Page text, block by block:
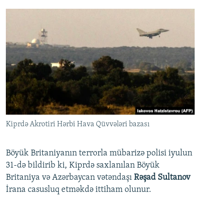
Kiprdə Akrotiri Hərbi Hava Qüvvələri bazası
Böyük Britaniyanın terrorla mübarizə polisi iyulun
31-də bildirib ki, Kiprdə saxlanılan Böyük
Britaniya və Azərbaycan vətəndaşı Rəşad Sultanov
İrana casusluq etməkdə ittiham olunur.